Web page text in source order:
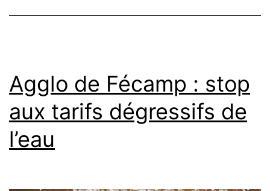
Agglo de Fécamp : stop
aux tarifs dégressifs de
l’eau